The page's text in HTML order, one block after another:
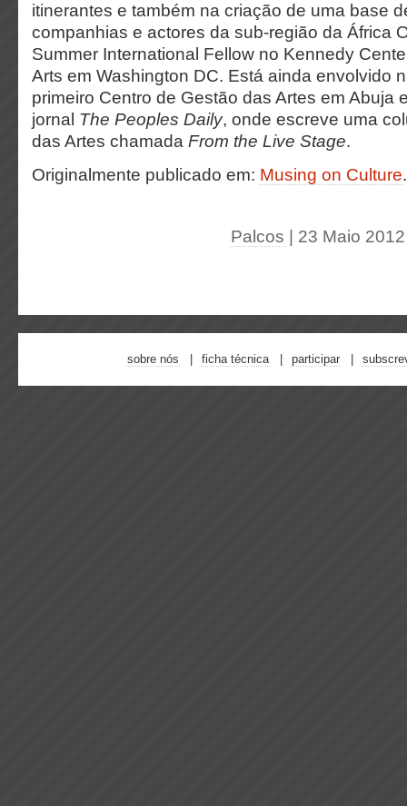
itinerantes e também na criação de uma base
companhias e actores da sub-região da África
Summer International Fellow no Kennedy
Arts em Washington DC. Está ainda envolvido
primeiro Centro de Gestão das Artes em Abuja
jornal The Peoples Daily, onde escreve uma
das Artes chamada From the Live Stage.
Originalmente publicado em: Musing on Culture.
Palcos | 23 Maio 2012
sobre nós ficha técnica participar